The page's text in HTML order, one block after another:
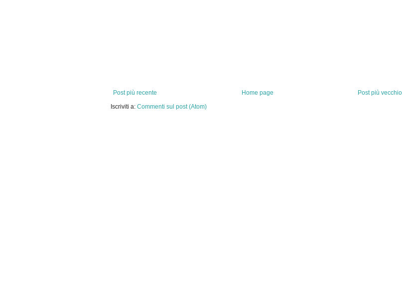
Post più recente Post più vecchio
Home page
Iscriviti a: Commenti sul post (Atom)